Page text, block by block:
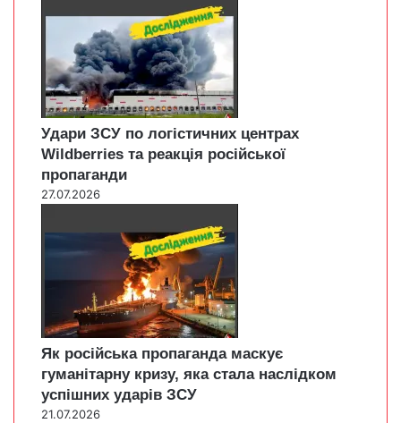
Удари ЗСУ по логістичних центрах
Wildberries та реакція російської
пропаганди
27.07.2026
Як російська пропаганда маскує
гуманітарну кризу, яка стала наслідком
успішних ударів ЗСУ
21.07.2026